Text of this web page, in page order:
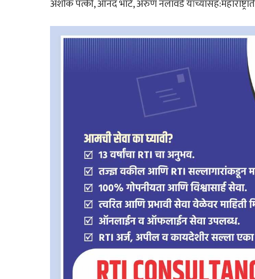
अशोक पत्की, आनंद भाटे, अरुण नलावडे